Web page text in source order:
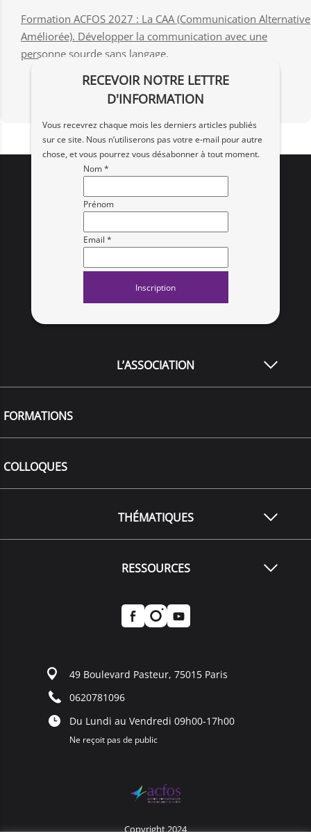
Formation ACFOS 2027 : La CAA (Communication Alternative
Améliorée). Développer la communication avec une
personne sourde sans langage.
RECEVOIR NOTRE LETTRE
D'INFORMATION
Vous recevrez chaque mois les derniers articles publiés
sur ce site. Nous n’utiliserons pas votre e‑mail pour autre
chose, et vous pourrez vous désabonner à tout moment.
Nom *
Prénom
Email *
L’ASSOCIATION
FORMATIONS
COLLOQUES
THÉMATIQUES
RESSOURCES
49 Boulevard Pasteur, 75015 Paris
0620781096
Du Lundi au Vendredi 09h00-17h00
Ne reçoit pas de public
Copyright 2024